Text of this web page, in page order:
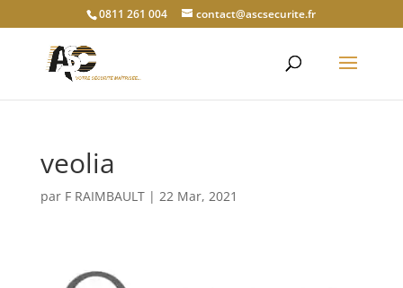
0811 261 004 contact@ascsecurite.fr
veolia
par F RAIMBAULT| 22 Mar, 2021